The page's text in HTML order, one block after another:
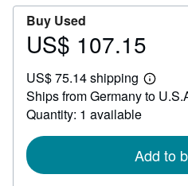
Buy Used
Price
107.15
US$ 107.15
US$ 75.14 shipping
Learn
more
Ships from Germany to
Quantity: 1 available
Add to